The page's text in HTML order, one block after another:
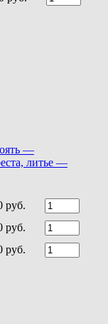
—
литье —
руб.
руб.
руб.